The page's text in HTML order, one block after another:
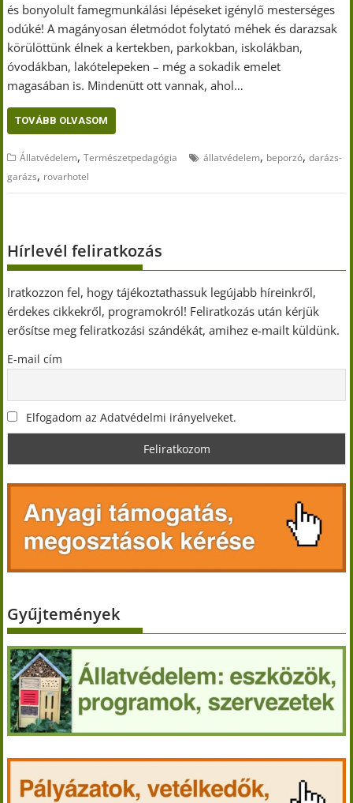
és bonyolult famegmunkálási lépéseket igénylő mesterséges
odúké! A magányosan életmódot folytató méhek és darazsak
körülöttünk élnek a kertekben, parkokban, iskolákban,
óvodákban, lakótelepeken – még a sokadik emelet
magasában is. Mindenütt ott vannak, ahol…
TOVÁBB OLVASOM
Állatvédelem,Természetpedagógia állatvédelem, beporzó,darázs-
garázs, rovarhotel
Hírlevél feliratkozás
Iratkozzon fel, hogy tájékoztathassuk legújabb híreinkről,
érdekes cikkekről, programokról! Feliratkozás után kérjük
erősítse meg feliratkozási szándékát, amihez e-mailt küldünk.
E-mail cím
Elfogadom az Adatvédelmi irányelveket.
Gyűjtemények